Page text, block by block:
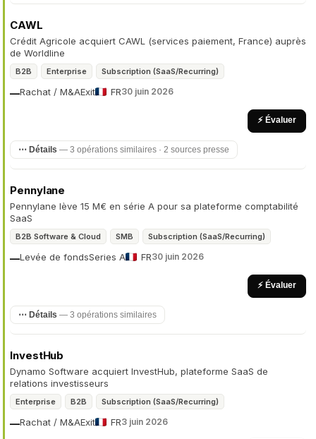
CAWL
Crédit Agricole acquiert CAWL (services paiement, France) auprès
de Worldline
B2B Enterprise Subscription (SaaS/Recurring)
Rachat / M&A
— Exit FR30 juin 2026
⚡ Évaluer
⋯ Détails — 3 opérations similaires · 2 sources presse
Pennylane
Pennylane lève 15 M€ en série A pour sa plateforme comptabilité
SaaS
B2B Software & Cloud SMB Subscription (SaaS/Recurring)
Levée de fonds
— Series A FR30 juin 2026
⚡ Évaluer
⋯ Détails — 3 opérations similaires
InvestHub
Dynamo Software acquiert InvestHub, plateforme SaaS de
relations investisseurs
Enterprise B2B Subscription (SaaS/Recurring)
Rachat / M&A
— Exit FR3 juin 2026